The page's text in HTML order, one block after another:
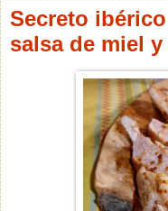
Secreto
salsa de miel